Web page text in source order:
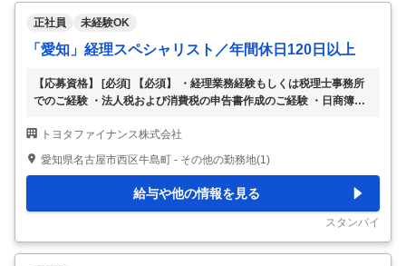
る役割を担っています。 「今の驚き」を「未来の当…
正社員 未経験OK
「愛知」経理スペシャリスト／年間休日120日以上
【応募資格】 [必須] 【必須】 ・経理業務経験もしくは税理士事務所
でのご経験 ・法人税および消費税の申告書作成のご経験 ・日商簿記2
oint等の基礎スキル 【尚可】 ・マネジメントのご経験 ・上場会社ま
たは会社法の大会社における決算統括のご経験 ・会計基準／税法改
新商品導入に際しての経理部門としての参画 ・予算管理等の経営管
理業務、若しくは部門横断プロジェクトへの参画 [歓迎] ※活かせる経
験については上記「応募資格」欄に併記しております 【フィットす
る…
トヨタファイナンス株式会社
愛知県名古屋市西区牛島町 - その他の勤務地(1)
給与や他の情報を見る
スタンバイ